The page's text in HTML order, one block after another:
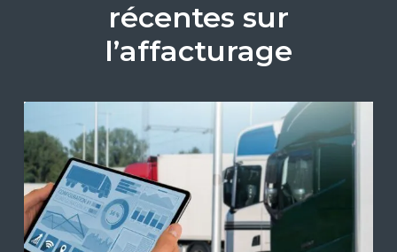
récentes sur
l’affacturage